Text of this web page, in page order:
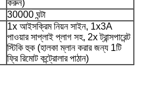
করুন)
30000 ঘন্টা
1x আইসক্রিম নিয়ন সাইন, 1x3A
পাওয়ার সাপ্লাই প্লাগ সহ, 2x ট্রান্সপারেন্ট
স্টিকি হুক (হালকা ম্লান করার জন্য 1টি
ফ্রি রিমোট কন্ট্রোলার পাঠান)